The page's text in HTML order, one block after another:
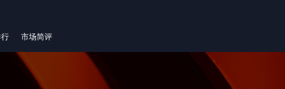
市场简评